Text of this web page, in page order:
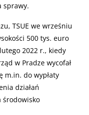
sprawy.
TSUE we wrześniu
500 tys. euro
2022 r., kiedy
w Pradze wycofał
m.in. do wypłaty
działań
środowisko